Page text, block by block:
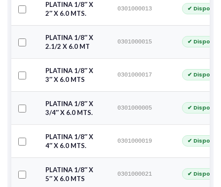
PLATINA 1/8″ X
2″ X 6.0 MTS.
0301000013 ✔
PLATINA 1/8″ X
2.1/2 X 6.0 MT
0301000015 ✔
PLATINA 1/8″ X
3″ X 6.0 MTS
0301000017 ✔
PLATINA 1/8″ X
3/4″ X 6.0 MTS.
0301000005 ✔
PLATINA 1/8″ X
4″ X 6.0 MTS.
0301000019 ✔
PLATINA 1/8″ X
5″ X 6.0 MTS
0301000021 ✔